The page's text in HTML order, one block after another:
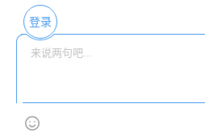
登录